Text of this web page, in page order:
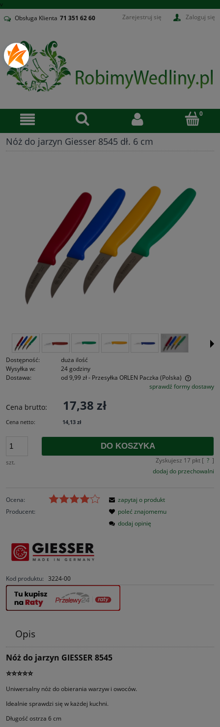
v
Obsługa Klienta 71 351 62 60 Zarejestruj się Zaloguj się
Nóż do jarzyn Giesser 8545 dł. 6 cm
Dostępność:
duża ilość
Wysyłka w:
24 godziny
Dostawa:
od 9,99 zł- Przesyłka ORLEN Paczka (Polska)
Cena nie zawiera ewentualnych kosztów płatnościsprawdź formy dostawy
Cena brutto: 17,38 zł
Cena netto: 14,13 zł
szt.
DO KOSZYKA
Zyskujesz 17 pkt [ ? ]
dodaj do przechowalni
Ocena:
Producent:
Kod produktu: 3224-00
zapytaj o produkt
poleć znajomemu
dodaj opinię
Opis
Nóż do jarzyn GIESSER 8545
⭐⭐⭐⭐⭐
Uniwersalny nóż do obierania warzyw i owoców.
Idealnie sprawdzi się w każdej kuchni.
Długość ostrza 6 cm